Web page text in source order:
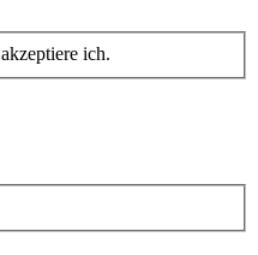
akzeptiere ich.